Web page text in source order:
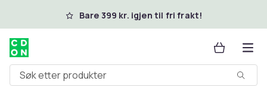
Hopp til hovedinnholdBare 399 kr. igjen til fri frakt!
Søk etter produkter